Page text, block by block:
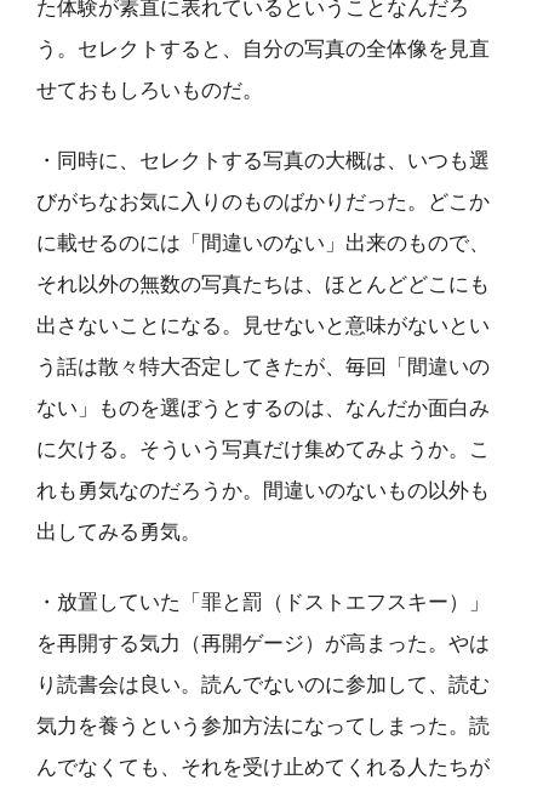
た体験が素直に表れているということなんだろ
う。セレクトすると、自分の写真の全体像を見直
せておもしろいものだ。
・同時に、セレクトする写真の大概は、いつも選
びがちなお気に入りのものばかりだった。どこか
に載せるのには「間違いのない」出来のもので、
それ以外の無数の写真たちは、ほとんどどこにも
出さないことになる。見せないと意味がないとい
う話は散々特大否定してきたが、毎回「間違いの
ない」ものを選ぼうとするのは、なんだか面白み
に欠ける。そういう写真だけ集めてみようか。こ
れも勇気なのだろうか。間違いのないもの以外も
出してみる勇気。
・放置していた「罪と罰（ドストエフスキー）」
を再開する気力（再開ゲージ）が高まった。やは
り読書会は良い。読んでないのに参加して、読む
気力を養うという参加方法になってしまった。読
んでなくても、それを受け止めてくれる人たちが